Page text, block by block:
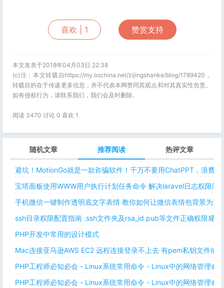
喜欢 | 1 赞赏支持
本文发表于2018年04月03日 22:38
(c)注：本文转载自https://my.oschina.net/zijingshanke/blog/1789420，
转载目的在于传递更多信息，并不代表本网赞同其观点和对其真实性负责。
如有侵权行为，请联系我们，我们会及时删除.
阅读 3470 讨论 0 喜欢 1
随机文章 推荐阅读 热评文章
避坑！MotionGo就是一款诈骗软件！千万不要用ChatPPT，浪费时
宝塔面板使用WWW用户执行计划任务命令 解决laravel日志权限问
手机微信一键制作透明底文字表情 教你如何让微信表情包背景为
ssh目录权限配置指南 .ssh文件夹及rsa_id.pub等文件正确权限规则
PHP开发中常用的设计模式
Mac连接亚马逊AWS EC2 远程连接登录不上去 有pem私钥文件依
PHP工程师必知必会 - Linux系统常用命令 - Linux中的网络管理命
PHP工程师必知必会 - Linux系统常用命令 - Linux中的网络管理命